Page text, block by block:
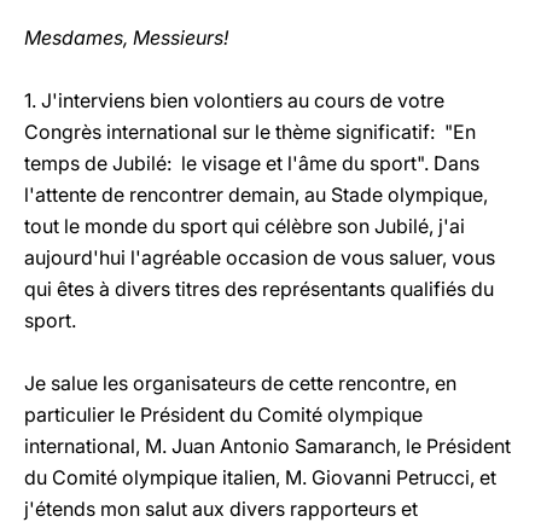
Mesdames, Messieurs!
1. J'interviens bien volontiers au cours de votre
Congrès international sur le thème significatif: "En
temps de Jubilé: le visage et l'âme du sport". Dans
l'attente de rencontrer demain, au Stade olympique,
tout le monde du sport qui célèbre son Jubilé, j'ai
aujourd'hui l'agréable occasion de vous saluer, vous
qui êtes à divers titres des représentants qualifiés du
sport.
Je salue les organisateurs de cette rencontre, en
particulier le Président du Comité olympique
international, M. Juan Antonio Samaranch, le Président
du Comité olympique italien, M. Giovanni Petrucci, et
j'étends mon salut aux divers rapporteurs et